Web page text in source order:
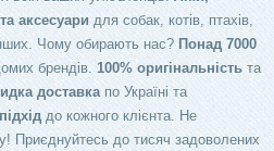
аксесуаридля собак, котів, птахів,
Чому обирають нас? Понад 7000
брендів.100% оригінальність та
доставка по Україні та
до кожного клієнта. Не
Приєднуйтесь до тисяч задоволених